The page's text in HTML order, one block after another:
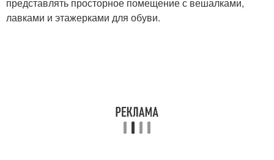
лавками и этажерками для обуви.